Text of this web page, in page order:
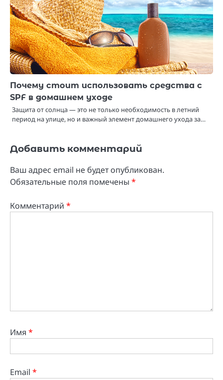
Почему стоит использовать средства с
SPF в домашнем уходе
Защита от солнца — это не только необходимость в летний
период на улице, но и важный элемент домашнего ухода за…
Добавить комментарий
Ваш адрес email не будет опубликован.
Обязательные поля помечены *
Комментарий *
Имя *
Email *